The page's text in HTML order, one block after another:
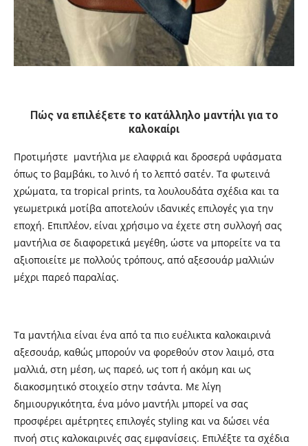
Πώς να επιλέξετε το κατάλληλο μαντήλι για το
καλοκαίρι
Προτιμήστε μαντήλια με ελαφριά και δροσερά υφάσματα
όπως το βαμβάκι, το λινό ή το λεπτό σατέν. Τα φωτεινά
χρώματα, τα tropical prints, τα λουλουδάτα σχέδια και τα
γεωμετρικά μοτίβα αποτελούν ιδανικές επιλογές για την
εποχή. Επιπλέον, είναι χρήσιμο να έχετε στη συλλογή σας
μαντήλια σε διαφορετικά μεγέθη, ώστε να μπορείτε να τα
αξιοποιείτε με πολλούς τρόπους, από αξεσουάρ μαλλιών
μέχρι παρεό παραλίας.
Τα μαντήλια είναι ένα από τα πιο ευέλικτα καλοκαιρινά
αξεσουάρ, καθώς μπορούν να φορεθούν στον λαιμό, στα
μαλλιά, στη μέση, ως παρεό, ως τοπ ή ακόμη και ως
διακοσμητικό στοιχείο στην τσάντα. Με λίγη
δημιουργικότητα, ένα μόνο μαντήλι μπορεί να σας
προσφέρει αμέτρητες επιλογές styling και να δώσει νέα
πνοή στις καλοκαιρινές σας εμφανίσεις. Επιλέξτε τα σχέδια